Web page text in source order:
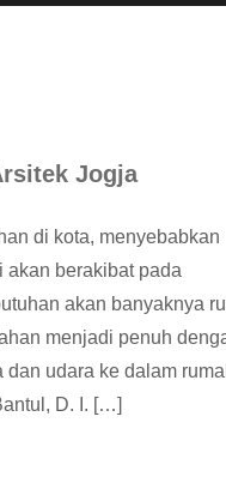
Jogja
di kota, menyebabkan
akan berakibat pada
akan banyaknya
menjadi penuh
udara ke dalam
D. I. […]